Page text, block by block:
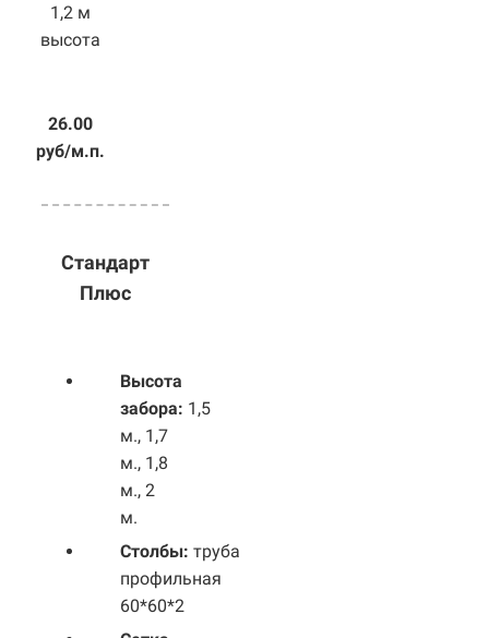
1,2 м
высота
26.00
руб/м.п.
Стандарт
Плюс
Высота
забора: 1,5
м., 1,7
м., 1,8
м., 2
м.
Столбы: труба
профильная
60*60*2